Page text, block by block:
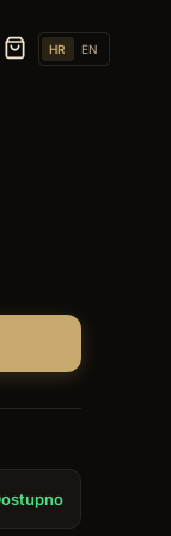
HR EN